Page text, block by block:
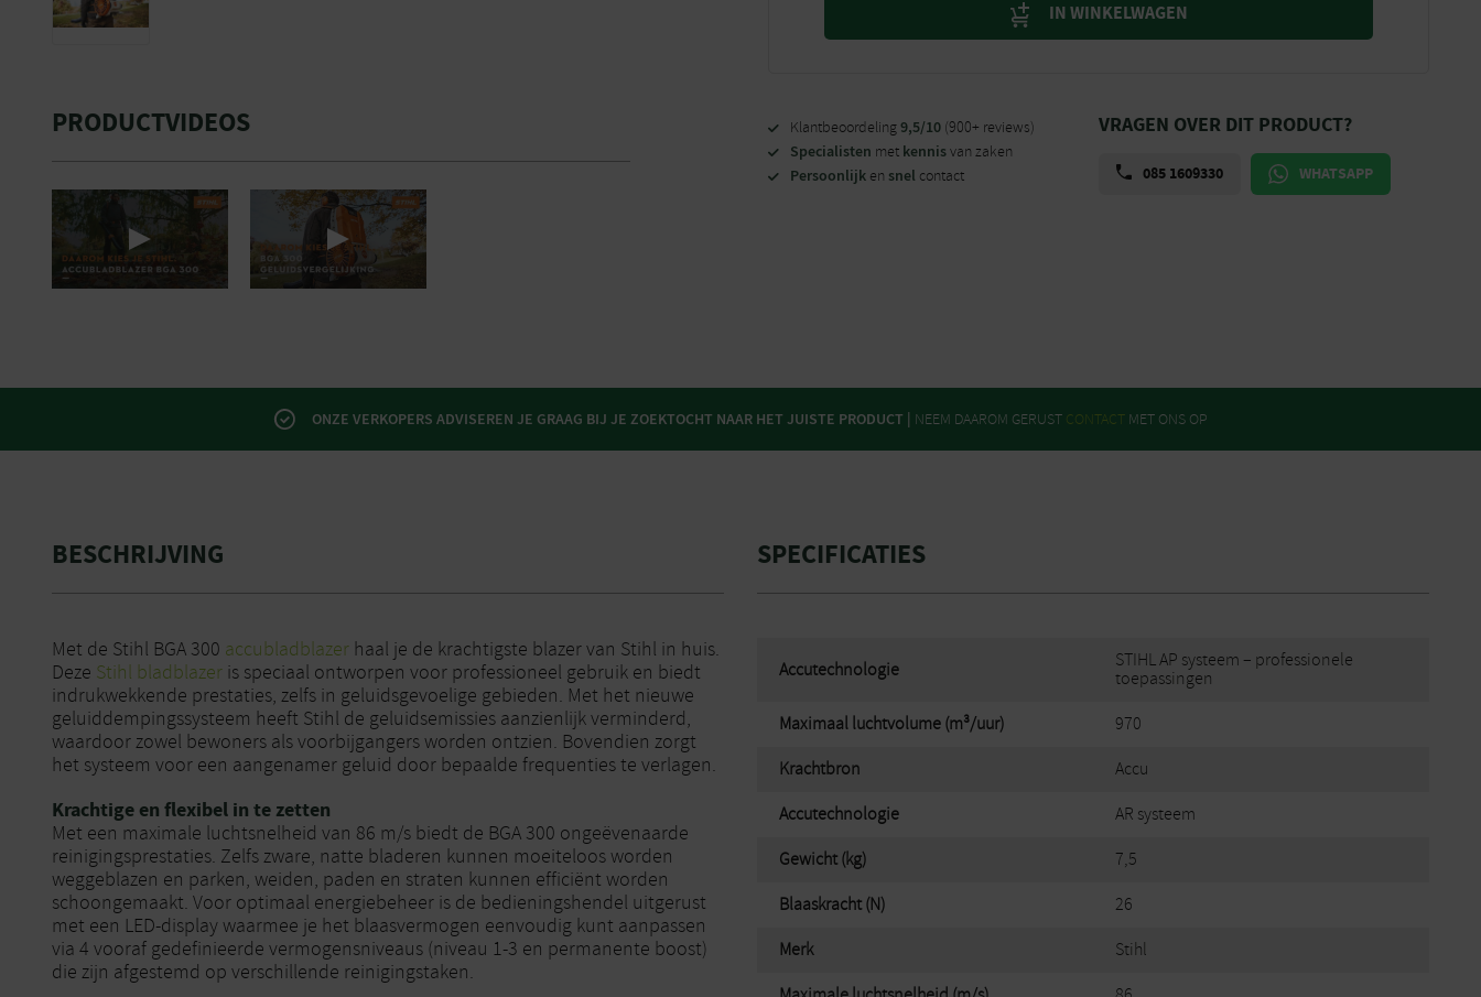
PRODUCTVIDEOS
IN WINKELWAGEN
Klantbeoordeling9,5/10 (900+ reviews)
Specialisten met kennisvan zaken
Persoonlijk en snel contact
VRAGEN OVER DIT PRODUCT?
085 1609330 WHATSAPP
ONZE VERKOPERS ADVISEREN JE GRAAG BIJ JE ZOEKTOCHT NAAR HET JUISTE PRODUCT | NEEM DAAROM GERUST CONTACT MET ONS OP
BESCHRIJVING
Met de Stihl BGA 300 accubladblazer haal je de krachtigste blazer van Stihl in huis.
Deze Stihl bladblazer is speciaal ontworpen voor professioneel gebruik en biedt
indrukwekkende prestaties, zelfs in geluidsgevoelige gebieden. Met het nieuwe
geluiddempingssysteem heeft Stihl de geluidsemissies aanzienlijk verminderd,
waardoor zowel bewoners als voorbijgangers worden ontzien. Bovendien zorgt
het systeem voor een aangenamer geluid door bepaalde frequenties te verlagen.
Krachtige en flexibel in te zetten
Met een maximale luchtsnelheid van 86 m/s biedt de BGA 300 ongeëvenaarde
reinigingsprestaties. Zelfs zware, natte bladeren kunnen moeiteloos worden
weggeblazen en parken, weiden, paden en straten kunnen efficiënt worden
schoongemaakt. Voor optimaal energiebeheer is de bedieningshendel uitgerust
met een LED-display waarmee je het blaasvermogen eenvoudig kunt aanpassen
via 4 vooraf gedefinieerde vermogensniveaus (niveau 1-3 en permanente boost)
die zijn afgestemd op verschillende reinigingstaken.
SPECIFICATIES
Accutechnologie
STIHL AP systeem – professionele
toepassingen
Maximaal luchtvolume (m³/uur) 970
Krachtbron Accu
Accutechnologie AR systeem
Gewicht (kg) 7,5
Blaaskracht (N) 26
Merk Stihl